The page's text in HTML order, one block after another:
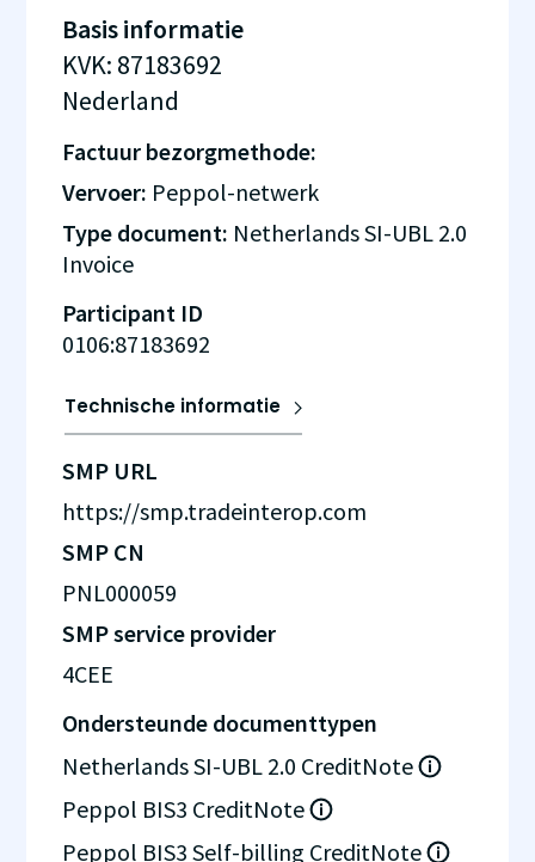
Basis informatie
KVK: 87183692
Nederland
Factuur bezorgmethode:
Vervoer: Peppol-netwerk
Type document: Netherlands SI-UBL 2.0
Invoice
Participant ID
0106:87183692
Technische informatie
SMP URL
https://smp.tradeinterop.com
SMP CN
PNL000059
SMP service provider
4CEE
Ondersteunde documenttypen
Netherlands SI-UBL 2.0 CreditNote
Peppol BIS3 CreditNote
Peppol BIS3 Self-billing CreditNote